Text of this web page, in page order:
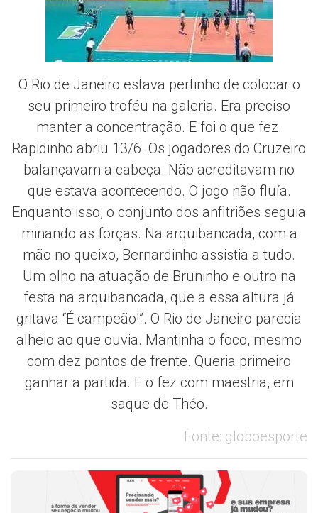
O Rio de Janeiro estava pertinho de colocar o
seu primeiro troféu na galeria. Era preciso
manter a concentração. E foi o que fez.
Rapidinho abriu 13/6. Os jogadores do Cruzeiro
balançavam a cabeça. Não acreditavam no
que estava acontecendo. O jogo não fluía.
Enquanto isso, o conjunto dos anfitriões seguia
minando as forças. Na arquibancada, com a
mão no queixo, Bernardinho assistia a tudo.
Um olho na atuação de Bruninho e outro na
festa na arquibancada, que a essa altura já
gritava “É campeão!”. O Rio de Janeiro parecia
alheio ao que ouvia. Mantinha o foco, mesmo
com dez pontos de frente. Queria primeiro
ganhar a partida. E o fez com maestria, em
saque de Théo.
Fonte: globoesporte